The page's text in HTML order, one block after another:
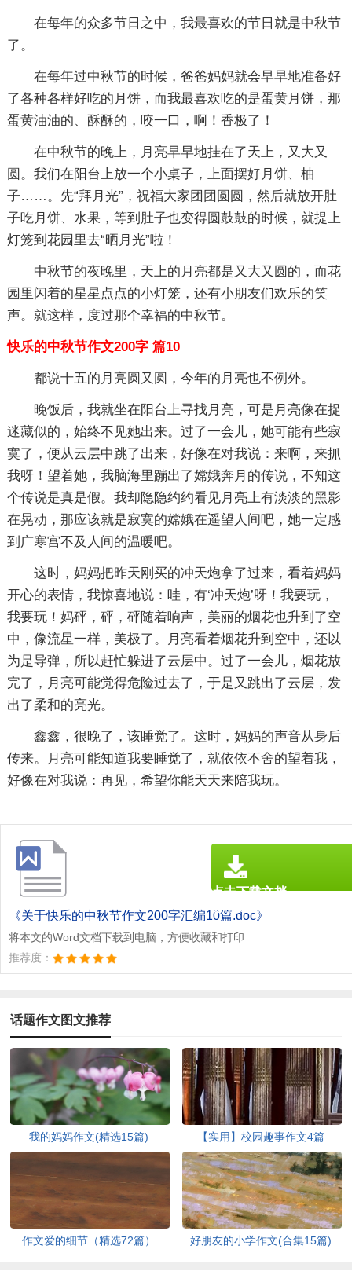
在每年的众多节日之中，我最喜欢的节日就是中秋节
了。
在每年过中秋节的时候，爸爸妈妈就会早早地准备好
了各种各样好吃的月饼，而我最喜欢吃的是蛋黄月饼，那
蛋黄油油的、酥酥的，咬一口，啊！香极了！
在中秋节的晚上，月亮早早地挂在了天上，又大又
圆。我们在阳台上放一个小桌子，上面摆好月饼、柚
子……。先“拜月光”，祝福大家团团圆圆，然后就放开肚
子吃月饼、水果，等到肚子也变得圆鼓鼓的时候，就提上
灯笼到花园里去“晒月光”啦！
中秋节的夜晚里，天上的月亮都是又大又圆的，而花
园里闪着的星星点点的小灯笼，还有小朋友们欢乐的笑
声。就这样，度过那个幸福的中秋节。
快乐的中秋节作文200字 篇10
都说十五的月亮圆又圆，今年的月亮也不例外。
晚饭后，我就坐在阳台上寻找月亮，可是月亮像在捉
迷藏似的，始终不见她出来。过了一会儿，她可能有些寂
寞了，便从云层中跳了出来，好像在对我说：来啊，来抓
我呀！望着她，我脑海里蹦出了嫦娥奔月的传说，不知这
个传说是真是假。我却隐隐约约看见月亮上有淡淡的黑影
在晃动，那应该就是寂寞的嫦娥在遥望人间吧，她一定感
到广寒宫不及人间的温暖吧。
这时，妈妈把昨天刚买的冲天炮拿了过来，看着妈妈
开心的表情，我惊喜地说：哇，有‘冲天炮’呀！我要玩，
我要玩！妈砰，砰，砰随着响声，美丽的烟花也升到了空
中，像流星一样，美极了。月亮看着烟花升到空中，还以
为是导弹，所以赶忙躲进了云层中。过了一会儿，烟花放
完了，月亮可能觉得危险过去了，于是又跳出了云层，发
出了柔和的亮光。
鑫鑫，很晚了，该睡觉了。这时，妈妈的声音从身后
传来。月亮可能知道我要睡觉了，就依依不舍的望着我，
好像在对我说：再见，希望你能天天来陪我玩。
《关于快乐的中秋节作文200字汇编10篇.doc》
将本文的Word文档下载到电脑，方便收藏和打印
推荐度：
点击下载文档
文档为doc格式
话题作文图文推荐
我的妈妈作文(精选15篇) 【实用】校园趣事作文4篇
作文爱的细节（精选72篇） 好朋友的小学作文(合集15篇)